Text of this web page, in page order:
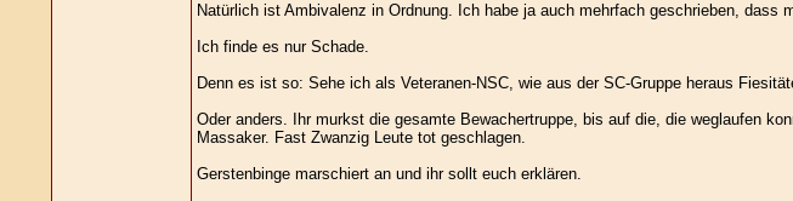
Natürlich ist Ambivalenz in Ordnung. Ich habe ja auch mehrfach geschrieben, dass
Ich finde es nur Schade.
Denn es ist so: Sehe ich als Veteranen-NSC, wie aus der SC-Gruppe heraus
Oder anders. Ihr murkst die gesamte Bewachertruppe, bis auf die, die weglaufen
Massaker. Fast Zwanzig Leute tot geschlagen.
Gerstenbinge marschiert an und ihr sollt euch erklären.